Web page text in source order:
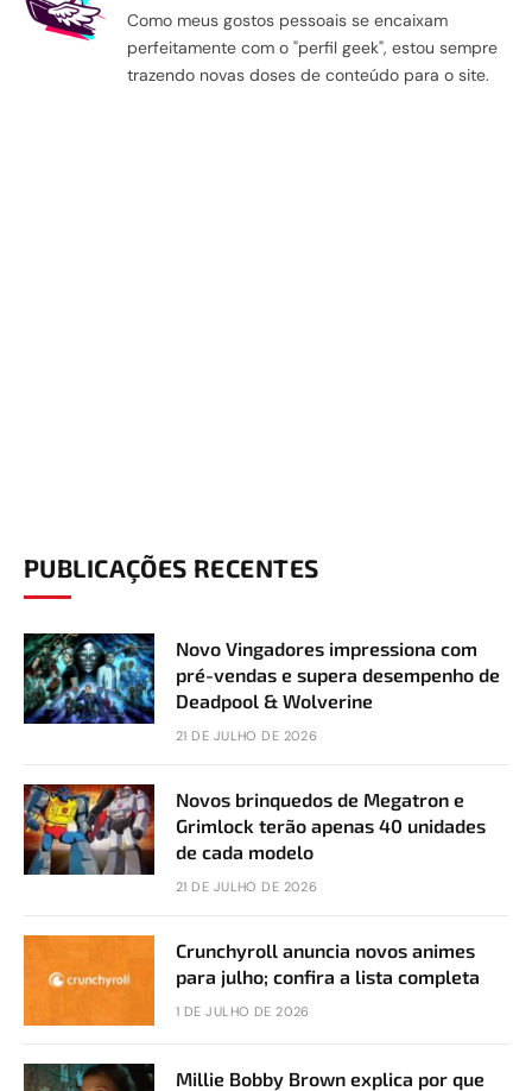
Como meus gostos pessoais se encaixam
perfeitamente com o "perfil geek", estou sempre
trazendo novas doses de conteúdo para o site.
PUBLICAÇÕES RECENTES
Novo Vingadores impressiona com
pré-vendas e supera desempenho de
Deadpool & Wolverine
21 DE JULHO DE 2026
Novos brinquedos de Megatron e
Grimlock terão apenas 40 unidades
de cada modelo
21 DE JULHO DE 2026
Crunchyroll anuncia novos animes
para julho; confira a lista completa
1 DE JULHO DE 2026
Millie Bobby Brown explica por que